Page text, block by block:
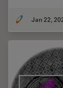
Jan 22,